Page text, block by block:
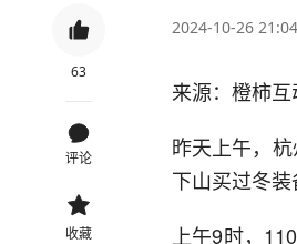
63
评论
收藏
2024-10-26 21:04
来源：橙柿互
昨天上午，
下山买过冬
上午9时，